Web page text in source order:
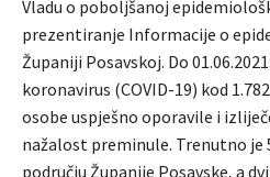
Vladu o poboljšanoj
prezentiranje Informacije o
Županiji Posavskoj. Do
koronavirus (COVID-19) kod
osobe uspješno oporavile i
nažalost preminule. Trenutno je
području Županije Posavske, a